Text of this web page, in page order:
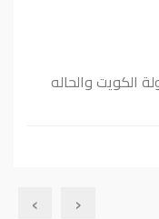
الكويت والحاله
‹
›